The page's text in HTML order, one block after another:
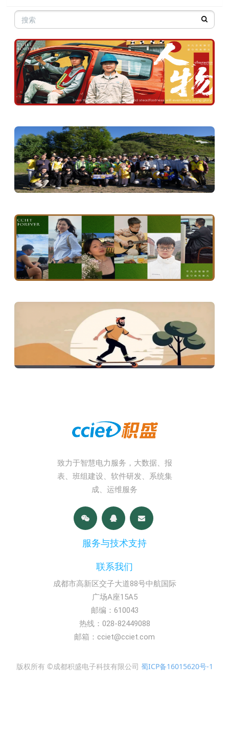
致力于智慧电力服务，大数据、报
表、班组建设、软件研发、系统集
成、运维服务
服务与技术支持
联系我们
成都市高新区交子大道88号中航国际
广场A座15A5
邮编：610043
热线：028-82449088
邮箱：cciet@cciet.com
版权所有 ©成都积盛电子科技有限公司 蜀ICP备16015620号-1